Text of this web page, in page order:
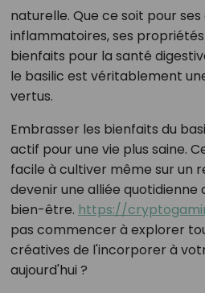
naturelle. Que ce soit pour
inflammatoires, ses
bienfaits pour la santé
le basilic est véritablement
vertus.
Embrasser les bienfaits du
actif pour une vie plus saine.
facile à cultiver même sur un
devenir une alliée quotidienne
bien-être. https://
pas commencer à explorer
créatives de l'incorporer à
aujourd'hui ?